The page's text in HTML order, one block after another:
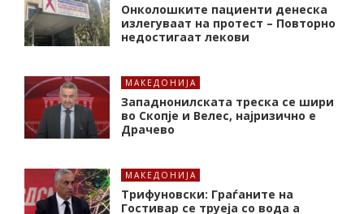
Онколошките пациенти денеска
излегуваат на протест – Повторно
недостигаат лекови
МАКЕДОНИЈА
Западнонилската треска се шири
во Скопје и Велес, најризично е
Драчево
МАКЕДОНИЈА
Трифуновски: Граѓаните на
Гостивар се труеја со вода а